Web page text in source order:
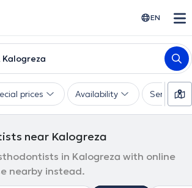
EN
prices Availability Services
near Kalogreza
in Kalogreza with online
nearby instead.